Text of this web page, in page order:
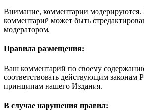
Внимание, комментарии модерируются.
комментарий может быть
модератором.
Правила размещения:
Ваш комментарий по своему
соответствовать действующим законам
принципам нашего Издания.
В случае нарушения правил: